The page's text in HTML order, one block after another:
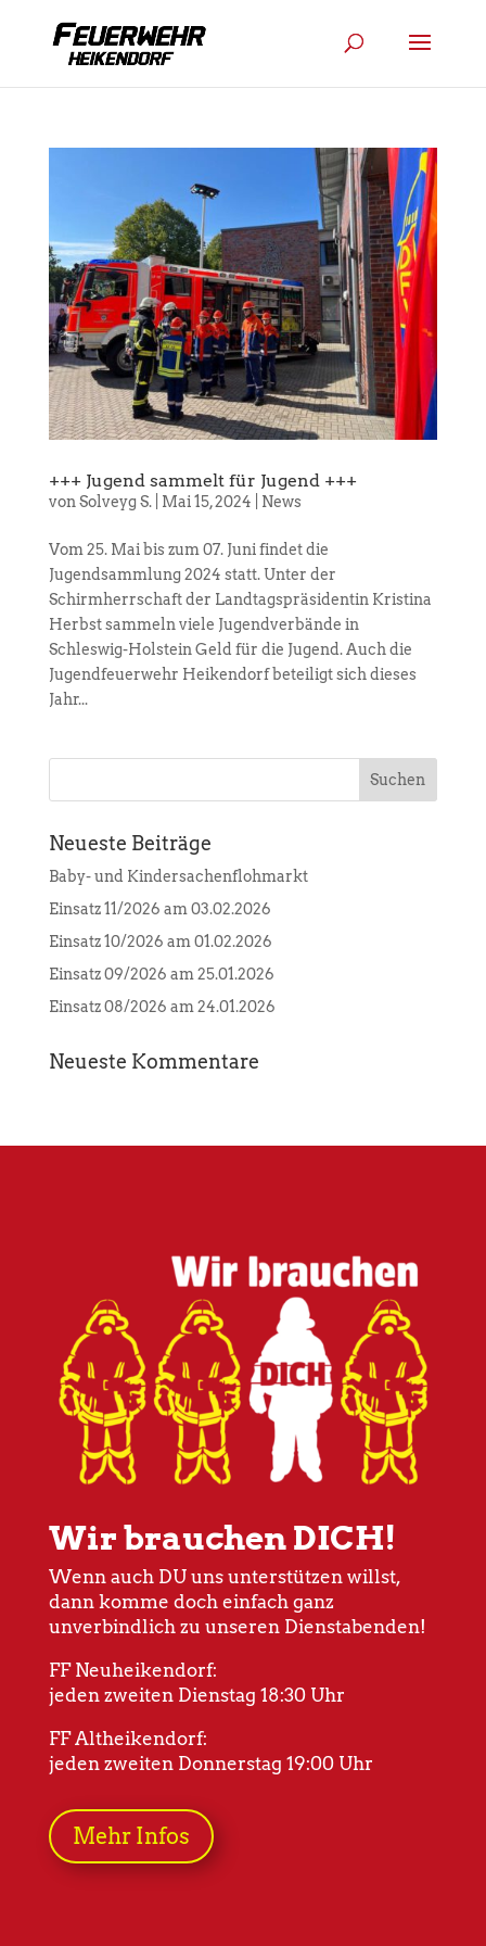
+++ Jugend sammelt für Jugend +++
von Solveyg S.| Mai 15, 2024 News
Vom 25. Mai bis zum 07. Juni findet die
Jugendsammlung 2024 statt. Unter der
Schirmherrschaft der Landtagspräsidentin Kristina
Herbst sammeln viele Jugendverbände in
Schleswig-Holstein Geld für die Jugend. Auch die
Jugendfeuerwehr Heikendorf beteiligt sich dieses
Jahr...
Neueste Beiträge
Baby- und Kindersachenflohmarkt
Einsatz 11/2026 am 03.02.2026
Einsatz 10/2026 am 01.02.2026
Einsatz 09/2026 am 25.01.2026
Einsatz 08/2026 am 24.01.2026
Neueste Kommentare
Wir brauchen DICH!
Wenn auch DU uns unterstützen willst,
dann komme doch einfach ganz
unverbindlich zu unseren Dienstabenden!
FF Neuheikendorf:
jeden zweiten Dienstag 18:30 Uhr
FF Altheikendorf:
jeden zweiten Donnerstag 19:00 Uhr
Mehr Infos